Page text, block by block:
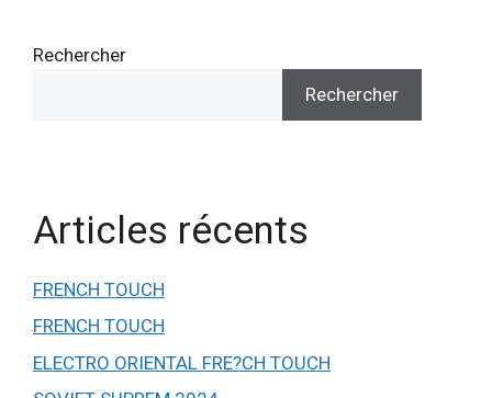
Rechercher
Rechercher
Articles récents
FRENCH TOUCH
FRENCH TOUCH
ELECTRO ORIENTAL FRE?CH TOUCH